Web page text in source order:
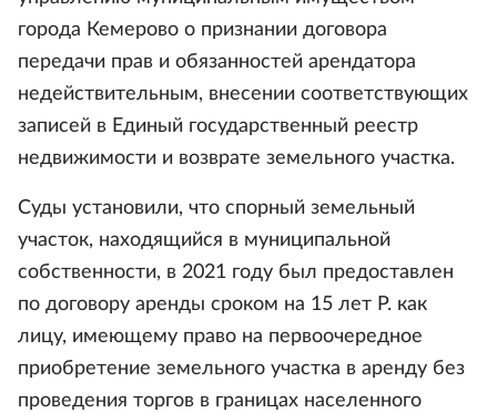
города Кемерово о признании договора
передачи прав и обязанностей арендатора
недействительным, внесении соответствующих
записей в Единый государственный реестр
недвижимости и возврате земельного участка.
Суды установили, что спорный земельный
участок, находящийся в муниципальной
собственности, в 2021 году был предоставлен
по договору аренды сроком на 15 лет Р. как
лицу, имеющему право на первоочередное
приобретение земельного участка в аренду без
проведения торгов в границах населенного